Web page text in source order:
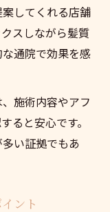
してくれる店舗
スしながら髪質
通院で効果を感
施術内容やアフ
ると安心です。
い証拠でもあ
ント